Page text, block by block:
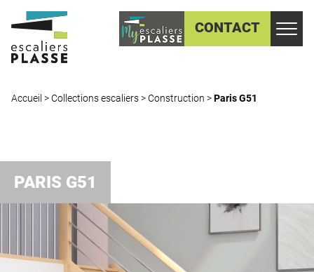
CONTACT
Accueil >Collections escaliers>Construction >Paris G51
PARIS G51